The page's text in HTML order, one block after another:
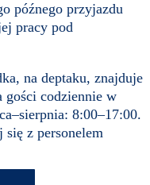
późnego przyjazdu
pracy pod
na deptaku, znajduje
gości codziennie w
8:00–17:00.
z personelem